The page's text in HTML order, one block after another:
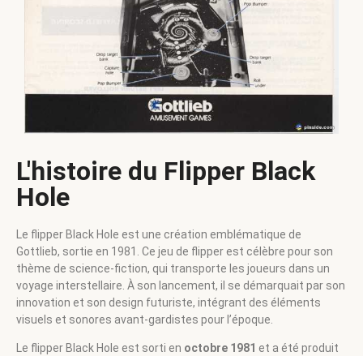
L'histoire du Flipper Black
Hole
Le flipper Black Hole est une création emblématique de
Gottlieb, sortie en 1981. Ce jeu de flipper est célèbre pour son
thème de science-fiction, qui transporte les joueurs dans un
voyage interstellaire. À son lancement, il se démarquait par son
innovation et son design futuriste, intégrant des éléments
visuels et sonores avant-gardistes pour l’époque.
Le flipper Black Hole est sorti en octobre 1981 et a été produit